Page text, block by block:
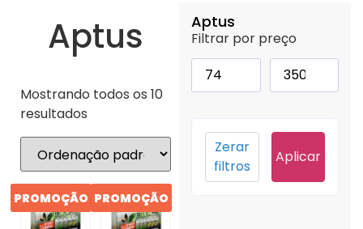
Aptus
Filtrar por preço
Aplicar
Zerar
filtros
Aptus
Mostrando todos os 10
resultados
PROMOÇÃO PROMOÇÃO